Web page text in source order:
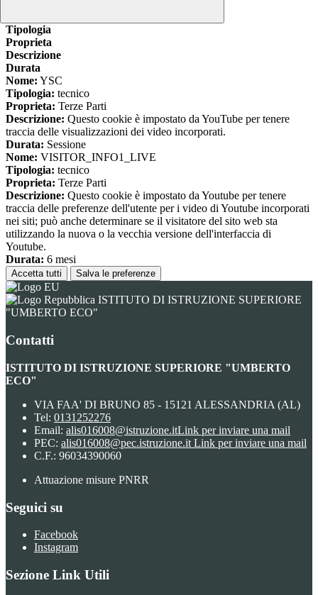
Tipologia
Proprieta
Descrizione
Durata
Nome: YSC
Tipologia: tecnico
Proprieta: Terze Parti
Descrizione: Questo cookie è impostato da YouTube per tenere
traccia delle visualizzazioni dei video incorporati.
Durata: Sessione
Nome: VISITOR_INFO1_LIVE
Tipologia: tecnico
Proprieta: Terze Parti
Descrizione: Questo cookie è impostato da Youtube per tenere
traccia delle preferenze dell'utente per i video di Youtube incorporati
nei siti; può anche determinare se il visitatore del sito web sta
utilizzando la nuova o la vecchia versione dell'interfaccia di
Youtube.
Durata: 6 mesi
Accetta tutti Salva le preferenze
ISTITUTO DI ISTRUZIONE SUPERIORE
"UMBERTO ECO"
Contatti
ISTITUTO DI ISTRUZIONE SUPERIORE "UMBERTO
ECO"
VIA FAA' DI BRUNO 85 - 15121 ALESSANDRIA (AL)
Tel: 0131252276
Email: alis016008@istruzione.itLink per inviare una mail
PEC: alis016008@pec.istruzione.it Link per inviare una mail
C.F.: 96034390060
Attuazione misure PNRR
Seguici su
Facebook
Instagram
Sezione Link Utili